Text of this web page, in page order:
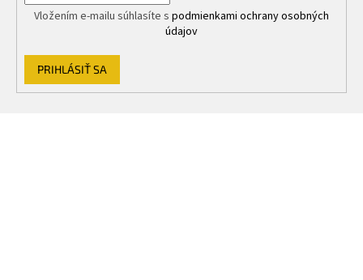
Vložením e-mailu súhlasíte s podmienkami ochrany osobných
údajov
PRIHLÁSIŤ SA